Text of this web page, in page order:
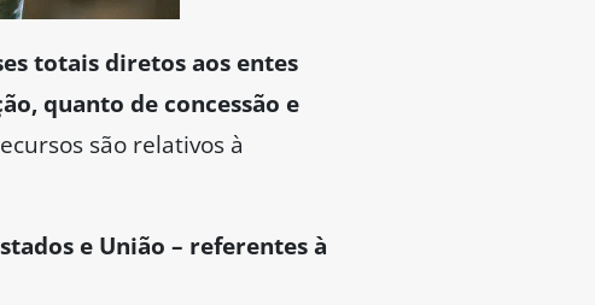
totais diretos aos entes
quanto de concessão e
são relativos à
e União – referentes à